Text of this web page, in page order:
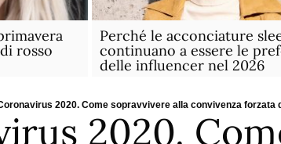
rosso
Perché le acconciature
continuano a essere le
delle influencer nel 2026
2020. Come sopravvivere alla convivenza forzata
2020.